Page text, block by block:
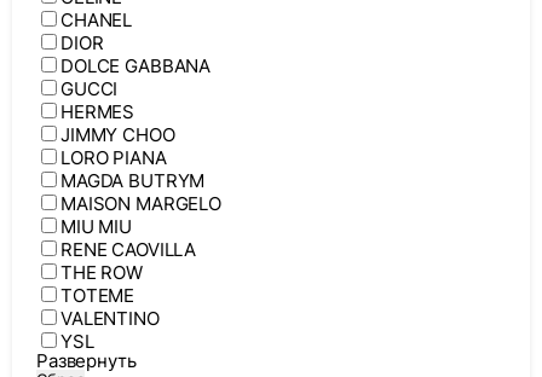
CHANEL
DIOR
DOLCE GABBANA
GUCCI
HERMES
JIMMY CHOO
LORO PIANA
MAGDA BUTRYM
MAISON MARGELO
MIU MIU
RENE CAOVILLA
THE ROW
TOTEME
VALENTINO
YSL
Развернуть